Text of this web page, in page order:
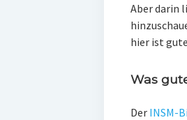
Aber darin
hier ist
Was
Der INSM-